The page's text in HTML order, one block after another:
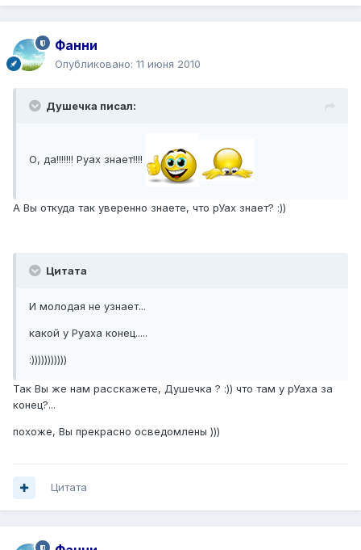
Фанни
Опубликовано: 11 июня 2010
Душечка писал:
О, да!!!!!!! Руах знает!!!!
А Вы откуда так уверенно знаете, что рУах знает? :))
Цитата
И молодая не узнает...
какой у Руаха конец.....
:)))))))))))
Так Вы же нам расскажете, Душечка ? :)) что там у рУаха за
конец?...
похоже, Вы прекрасно осведомлены )))
Цитата